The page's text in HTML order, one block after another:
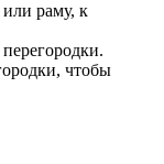
или раму, к
чтобы